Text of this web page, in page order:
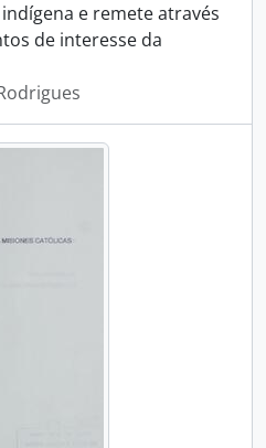
e remete através
de interesse da